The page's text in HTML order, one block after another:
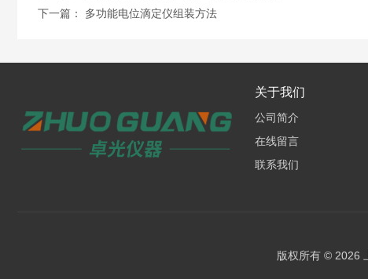
下一篇： 多功能电位滴定仪组装方法
关于我们
公司简介
在线留言
联系我们
版权所有 © 2026